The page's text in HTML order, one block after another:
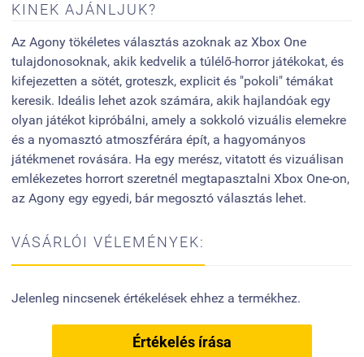
KINEK AJÁNLJUK?
Az Agony tökéletes választás azoknak az Xbox One
tulajdonosoknak, akik kedvelik a túlélő-horror játékokat, és
kifejezetten a sötét, groteszk, explicit és "pokoli" témákat
keresik. Ideális lehet azok számára, akik hajlandóak egy
olyan játékot kipróbálni, amely a sokkoló vizuális elemekre
és a nyomasztó atmoszférára épít, a hagyományos
játékmenet rovására. Ha egy merész, vitatott és vizuálisan
emlékezetes horrort szeretnél megtapasztalni Xbox One-on,
az Agony egy egyedi, bár megosztó választás lehet.
VÁSÁRLÓI VÉLEMÉNYEK:
Jelenleg nincsenek értékelések ehhez a termékhez.
Értékelés írása